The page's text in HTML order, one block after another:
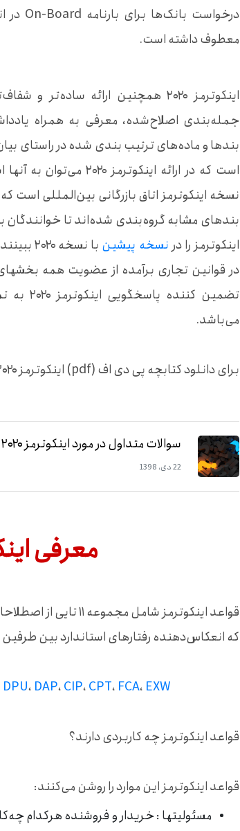
درخواست بانک‌ها برای بارنامه On-Board در انواع خاصی از فروش تحت قاعده
معطوف داشته است.
اینکوترمز ۲۰۲۰ همچنین ارائه
جمله‌بندی اصلاح‌شده، معرفی به همراه
بندها و ماده‌های ترتیب بندی شده در راستای
نسخه اینکوترمز اتاق بازرگانی بین‌المللی است
اینکوترمز را درنسخه‌ پیشین
با
در قوانین تجاری برآمده از عضویت همه
تضمین
می‌باشد.
برای دانلود کتابچه پی دی اف (pdf) اینکوترمز ۲۰۲۰،
سوالات متداول در مورد اینکوترمز ۲۰۲۰
22 دی، 1398
معرفی
که انعکاس‌دهنده رفتارهای استاندارد بین
DPU، DAP،CIP،CPT، FCA، EXW
قواعد اینکوترمز چه کاربردی دارند؟
قواعد اینکوترمز این موارد را روشن می‌کنند:
مسئولیتها : خریدار و فروشنده هرکدام